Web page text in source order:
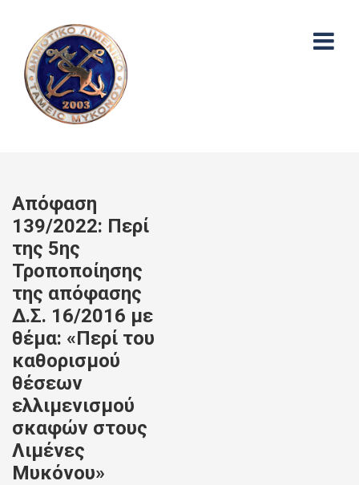
Απόφαση
139/2022: Περί
της 5ης
Τροποποίησης
της απόφασης
Δ.Σ. 16/2016 με
θέμα: «Περί του
καθορισμού
θέσεων
ελλιμενισμού
σκαφών στους
Λιμένες
Μυκόνου»